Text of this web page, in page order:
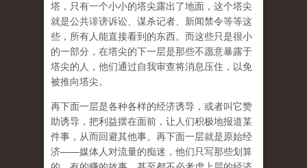
塔，只有一个小小的塔尖露出了地面，这个塔尖
就是公共诽谤诉讼、谋杀记者、新闻禁令等等这
些，所有人能直接看到的东西。而这些只是很小
的一部分，在塔尖的下一层是那些不愿意暴露于
塔尖的人，他们通过自我审查将消息压住，以免
被推向塔尖。
再下面一层是各种各样的经济诱导，或者叫它赞
助诱导，把利益摆在面前，让人们积极地报道某
件事，从而回避其他事。再下面一层就是原始经
济——媒体人对流量的痴迷，他们只写那些划算